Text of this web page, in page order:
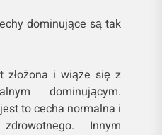
dominujące są tak
złożona i wiąże się z
dominującym.
to cecha normalna i
Innym